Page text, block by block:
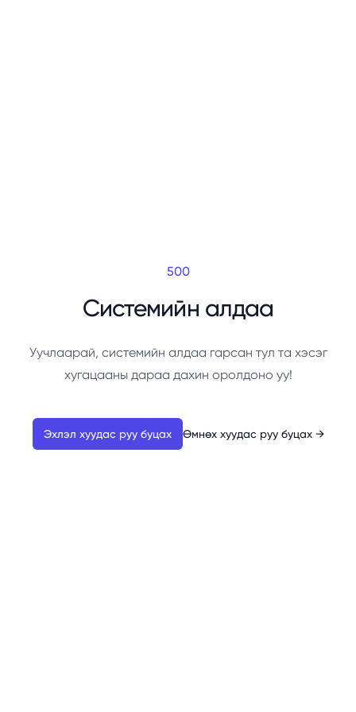
500
Системийн алдаа
Уучлаарай, системийн алдаа гарсан тул та хэсэг
хугацааны дараа дахин оролдоно уу!
Эхлэл хуудас руу буцах Өмнөх хуудас руу буцах →